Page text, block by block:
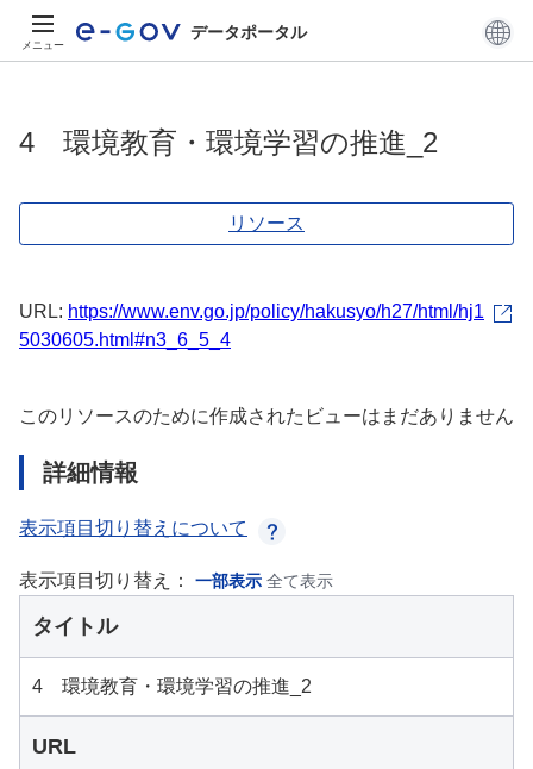
メニュー
データポータル
4 環境教育・環境学習の推進_2
リソース
URL: https://www.env.go.jp/policy/hakusyo/h27/html/hj1
5030605.html#n3_6_5_4
このリソースのために作成されたビューはまだありません
詳細情報
表示項目切り替えについて
表示項目切り替え： 一部表示 全て表示
タイトル
4 環境教育・環境学習の推進_2
URL